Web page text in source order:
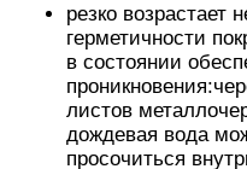
резко возрастает
герметичности
в состоянии
листов
дождевая вода
просочиться